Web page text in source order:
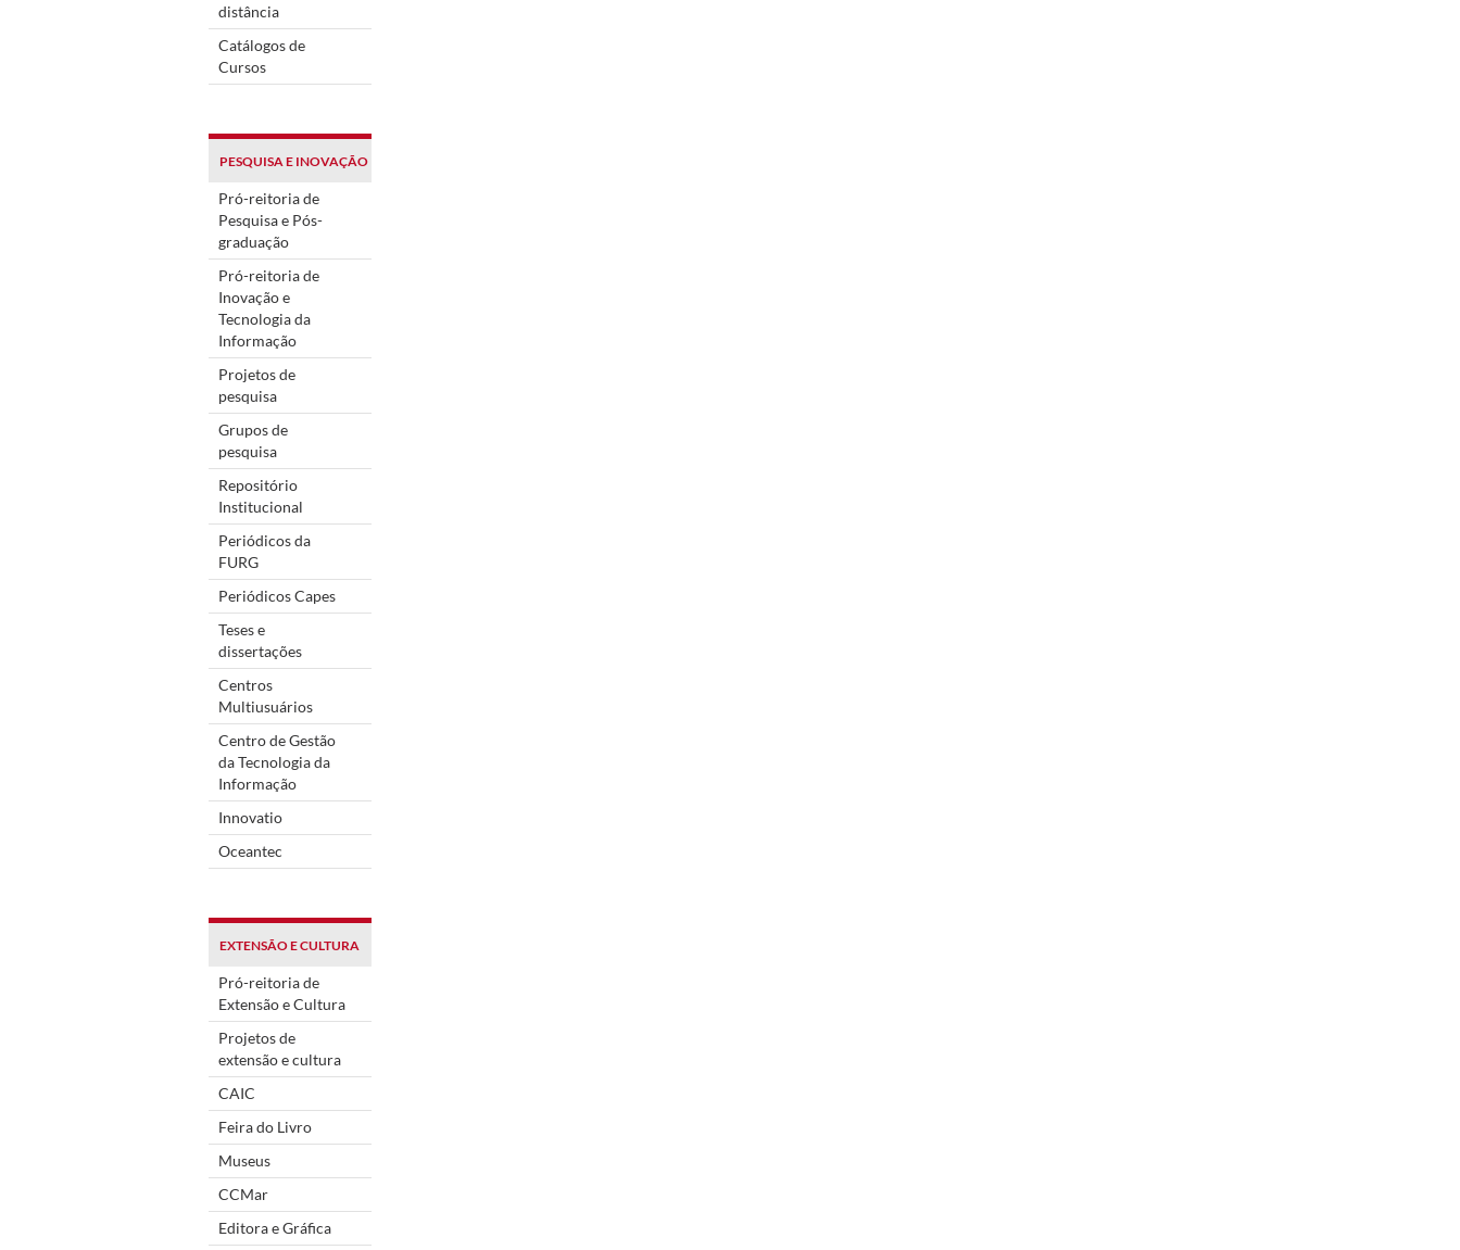
distância
Catálogos de
Cursos
PESQUISA E INOVAÇÃO
Pró-reitoria de
Pesquisa e Pós-
graduação
Pró-reitoria de
Inovação e
Tecnologia da
Informação
Projetos de
pesquisa
Grupos de
pesquisa
Repositório
Institucional
Periódicos da
FURG
Periódicos Capes
Teses e
dissertações
Centros
Multiusuários
Centro de Gestão
da Tecnologia da
Informação
Innovatio
Oceantec
EXTENSÃO E CULTURA
Pró-reitoria de
Extensão e Cultura
Projetos de
extensão e cultura
CAIC
Feira do Livro
Museus
CCMar
Editora e Gráfica